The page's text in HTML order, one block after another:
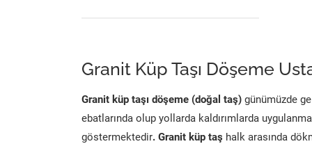
Granit Küp Taşı Döşeme
Granit küp taşı döşeme (doğal taş) günümüzde
ebatlarında olup yollarda kaldırımlarda
göstermektedir. Granit küp taş halk arasında